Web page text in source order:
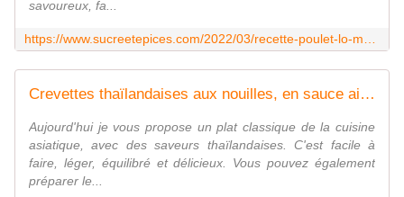
savoureux, fa...
Crevettes thaïlandaises aux nouilles, en sauce aigre-douce - www.sucreetepices.com
Aujourd'hui je vous propose un plat classique de la cuisine
asiatique, avec des saveurs thaïlandaises. C'est facile à
faire, léger, équilibré et délicieux. Vous pouvez également
préparer le...